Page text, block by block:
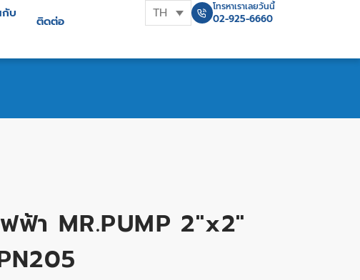
กับ
ติดต่อ TH โทรหาเราเลยวันนี้
02-925-6660
ฟ้า MR.PUMP 2″x2″